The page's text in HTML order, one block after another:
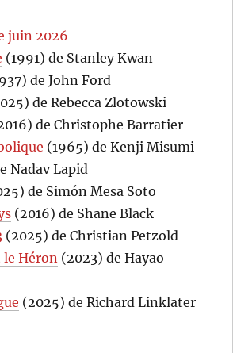
juin 2026
(1991) de Stanley Kwan
de John Ford
de Rebecca Zlotowski
de Christophe Barratier
(1965) de Kenji Misumi
Nadav Lapid
de Simón Mesa Soto
(2016) de Shane Black
(2025) de Christian Petzold
le Héron (2023) de Hayao
(2025) de Richard Linklater